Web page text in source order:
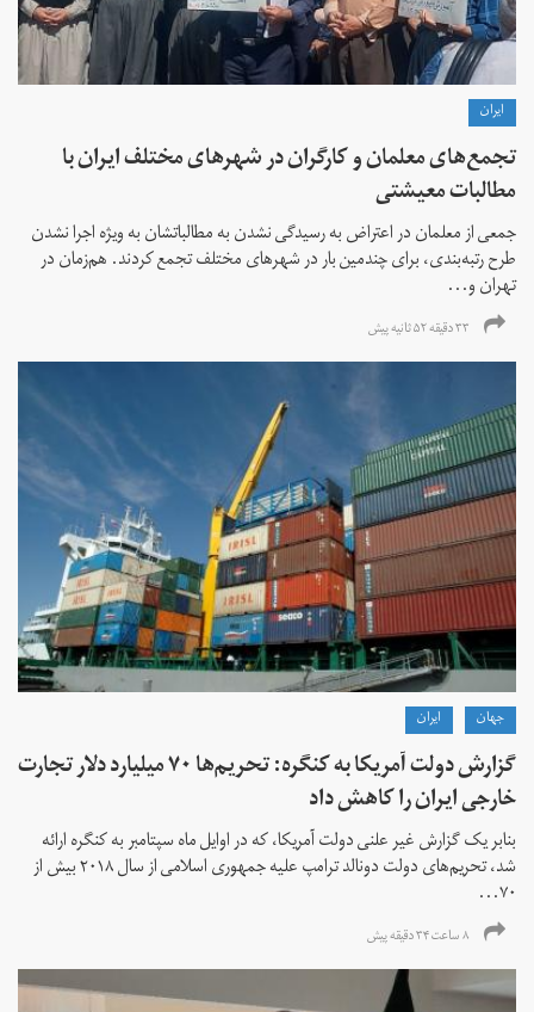
ايران
تجمع‌های معلمان و کارگران در شهرهای مختلف ایران با
مطالبات معیشتی
جمعی از معلمان در اعتراض به رسیدگی نشدن به مطالباتشان به ویژه اجرا نشدن
طرح رتبه‌بندی، برای چندمین بار در شهرهای مختلف تجمع کردند. هم‌زمان در
تهران و...
۳۳ دقیقه ۵۲ ثانیه پیش
جهان ايران
گزارش دولت آمریکا به کنگره: تحریم‌ها ۷۰ میلیارد دلار تجارت
خارجی ایران را کاهش داد
بنابر یک گزارش غیر علنی دولت آمریکا، که در اوایل ماه سپتامبر به کنگره ارائه
شد، تحریم‌های دولت دونالد ترامپ علیه جمهوری اسلامی از سال ۲۰۱۸ بیش از
۷۰...
۸ ساعت ۳۴ دقیقه پیش